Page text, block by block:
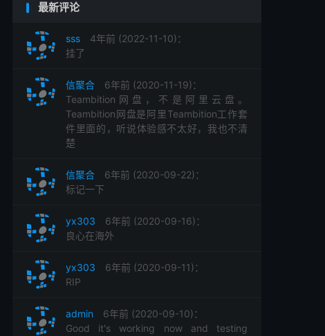
最新评论
sss
4年前 (2022-11-10)：
挂了
信聚合
6年前 (2020-11-19)：
Teambition网盘，不是阿里云盘。
Teambition网盘是阿里Teambition工作套
件里面的，听说体验感不太好，我也不清
楚
信聚合
6年前 (2020-09-22)：
标记一下
yx303
6年前 (2020-09-16)：
良心在海外
yx303
6年前 (2020-09-11)：
RIP
admin
6年前 (2020-09-10)：
Good it's working now and testing